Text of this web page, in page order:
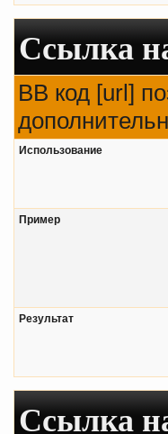
Ссылка
BB код [url]
Использование
Пример
Результат
Ссылка